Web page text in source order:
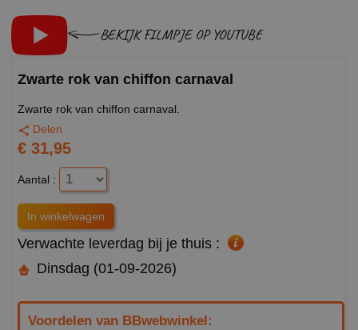
BEKIJK FILMPJE OP YOUTUBE
Zwarte rok van chiffon carnaval
Zwarte rok van chiffon carnaval.
Delen
€ 31,95
Aantal :
Verwachte leverdag bij je thuis :
Dinsdag (01-09-2026)
Voordelen van BBwebwinkel: